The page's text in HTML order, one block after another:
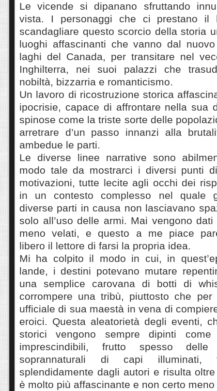
Le vicende si dipanano sfruttando
vista. I personaggi che ci prestano il
scandagliare questo scorcio della storia
luoghi affascinanti che vanno dal
laghi del Canada, per transitare nel
Inghilterra, nei suoi palazzi che
nobiltà, bizzarria e romanticismo.
Un lavoro di ricostruzione storica
ipocrisie, capace di affrontare nella sua
spinose come la triste sorte delle
arretrare d’un passo innanzi alla
ambedue le parti.
Le diverse linee narrative sono
modo tale da mostrarci i diversi punti
motivazioni, tutte lecite agli occhi dei
in un contesto complesso nel quale
diverse parti in causa non lasciavano
solo all’uso delle armi. Mai vengono
meno velati, e questo a me piace
libero il lettore di farsi la propria idea.
Mi ha colpito il modo in cui, in
lande, i destini potevano mutare
una semplice carovana di botti di
corrompere una tribù, piuttosto che
ufficiale di sua maestà in vena di
eroici. Questa aleatorietà degli eventi,
storici vengono sempre dipinti
imprescindibili, frutto spesso
soprannaturali di capi illuminati,
splendidamente dagli autori e risulta
è molto più affascinante e non certo